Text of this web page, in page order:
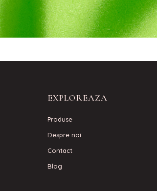
EXPLOREAZA
Produse
Despre noi
Contact
Blog